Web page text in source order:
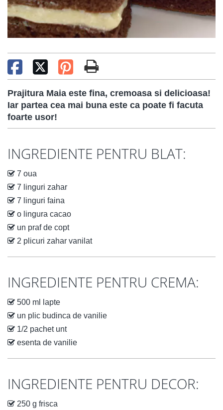
Prajitura Maia este fina, cremoasa si delicioasa!
Iar partea cea mai buna este ca poate fi facuta
foarte usor!
INGREDIENTE PENTRU BLAT:
7 oua
7 linguri zahar
7 linguri faina
o lingura cacao
un praf de copt
2 plicuri zahar vanilat
INGREDIENTE PENTRU CREMA:
500 ml lapte
un plic budinca de vanilie
1/2 pachet unt
esenta de vanilie
INGREDIENTE PENTRU DECOR:
250 g frisca